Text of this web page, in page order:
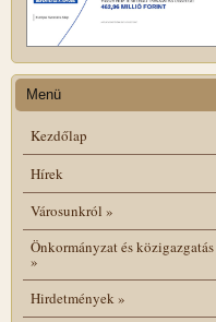
Menü
Kezdőlap
Hírek
Városunkról »
Önkormányzat és közigazgatás
»
Hirdetmények»